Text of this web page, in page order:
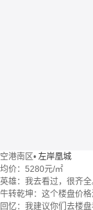
空港南区• 左岸凰城
均价： 5280元/㎡
英雄：我去看过，很齐全
牛转乾坤：这个楼盘价格
回忆：我建议你们去楼盘